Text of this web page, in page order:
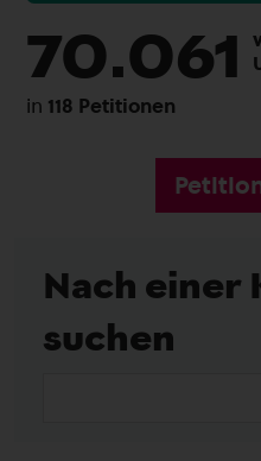
70.061
in 118 Petitionen
Nach einer
suchen